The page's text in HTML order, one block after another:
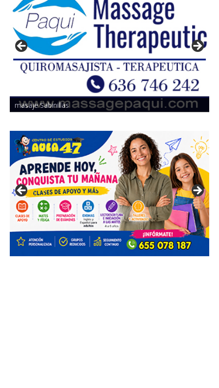
masaje Sabinillas